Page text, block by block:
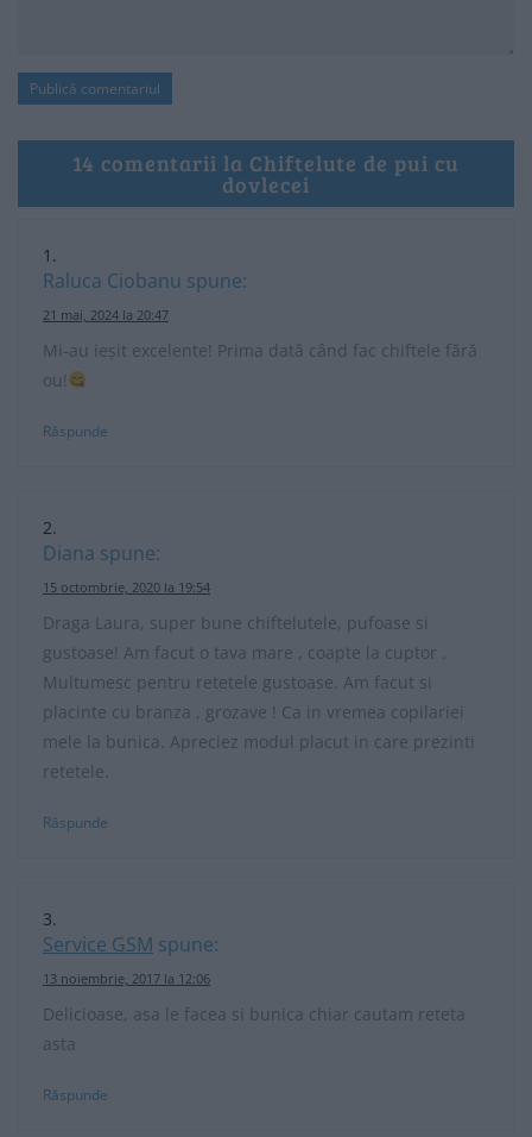
14 comentarii la Chiftelute de pui cu
dovlecei
Raluca Ciobanu spune:
21 mai, 2024 la 20:47
Mi-au ieșit excelente! Prima dată când fac chiftele fără
ou!
Răspunde
Diana spune:
15 octombrie, 2020 la 19:54
Draga Laura, super bune chiftelutele, pufoase si
gustoase! Am facut o tava mare , coapte la cuptor .
Multumesc pentru retetele gustoase. Am facut si
placinte cu branza , grozave ! Ca in vremea copilariei
mele la bunica. Apreciez modul placut in care prezinti
retetele.
Răspunde
Service GSM spune:
13 noiembrie, 2017 la 12:06
Delicioase, asa le facea si bunica chiar cautam reteta
asta
Răspunde